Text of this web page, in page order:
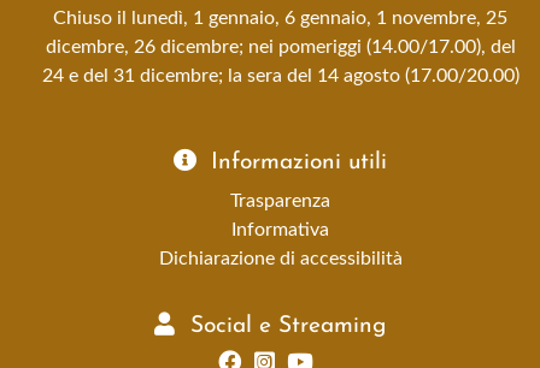
Chiuso il lunedì, 1 gennaio, 6 gennaio, 1 novembre, 25
dicembre, 26 dicembre; nei pomeriggi (14.00/17.00), del
24 e del 31 dicembre; la sera del 14 agosto (17.00/20.00)
Informazioni utili
Trasparenza
Informativa
Dichiarazione di accessibilità
Social e Streaming